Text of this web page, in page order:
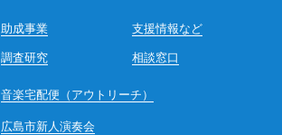
助成事業
調査研究 相談窓口
支援情報など
音楽宅配便（アウトリーチ）
広島市新人演奏会